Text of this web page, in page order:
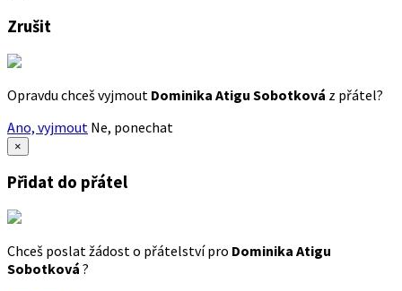
Zrušit
Opravdu chceš vyjmout Dominika Atigu Sobotková z přátel?
Ano, vyjmout Ne, ponechat
×
Přidat do přátel
Chceš poslat žádost o přátelství pro Dominika Atigu
Sobotková ?